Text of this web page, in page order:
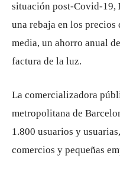
situación post-Covid-19,
una rebaja en los
media, un ahorro anual
factura de la luz.
La comercializadora
metropolitana de
1.800 usuarios y
comercios y pequeñas